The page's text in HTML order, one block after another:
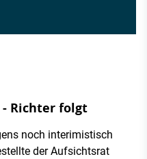
- Richter folgt
noch interimistisch
der Aufsichtsrat